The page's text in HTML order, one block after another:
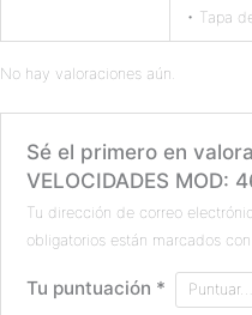
• Tapa
No hay valoraciones aún.
Sé el primero en
VELOCIDADES MOD:
Tu dirección de correo
obligatorios están marcados con
Tu puntuación *